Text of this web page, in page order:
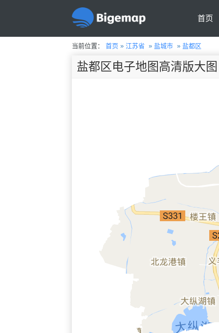
首页
当前位置： 首页» 江苏省 » 盐城市» 盐都区
盐都区电子地图高清版大图